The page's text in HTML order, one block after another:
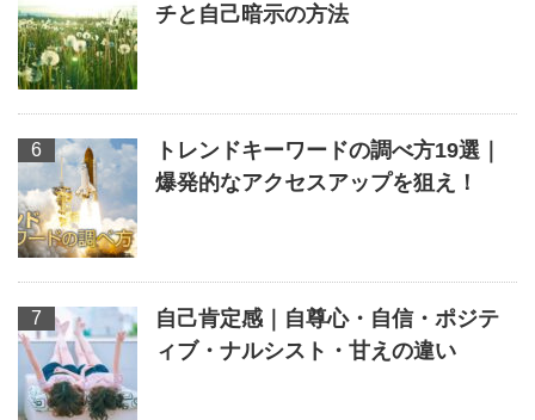
チと自己暗示の方法
トレンドキーワードの調べ方19選｜
爆発的なアクセスアップを狙え！
自己肯定感｜自尊心・自信・ポジテ
ィブ・ナルシスト・甘えの違い